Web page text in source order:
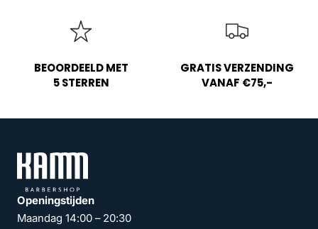
BEOORDEELD MET
5 STERREN
GRATIS VERZENDING
VANAF €75,-
Openingstijden
Maandag 14:00 – 20:30